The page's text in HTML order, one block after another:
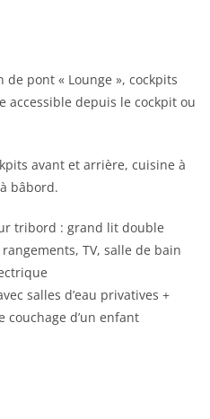
pont « Lounge », cockpits
accessible depuis le cockpit ou
avant et arrière, cuisine à
bâbord.
tribord : grand lit double
TV, salle de bain
salles d’eau privatives +
couchage d’un enfant